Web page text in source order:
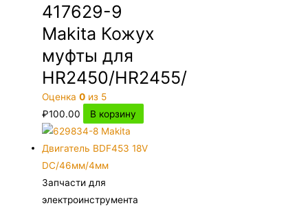
417629-9
Makita Кожух
муфты для
HR2450/HR2455/
Оценка0 из 5
₽100.00 В корзину
Запчасти для
электроинструмента